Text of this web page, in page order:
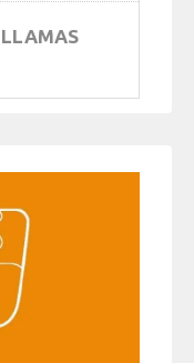
LLAMAS